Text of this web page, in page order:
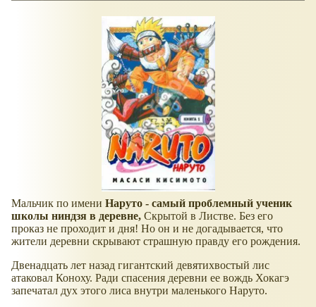
Мальчик по имени Наруто - самый проблемный ученик
школы ниндзя в деревне, Скрытой в Листве. Без его
проказ не проходит и дня! Но он и не догадывается, что
жители деревни скрывают страшную правду его рождения.
Двенадцать лет назад гигантский девятихвостый лис
атаковал Коноху. Ради спасения деревни ее вождь Хокагэ
запечатал дух этого лиса внутри маленького Наруто.